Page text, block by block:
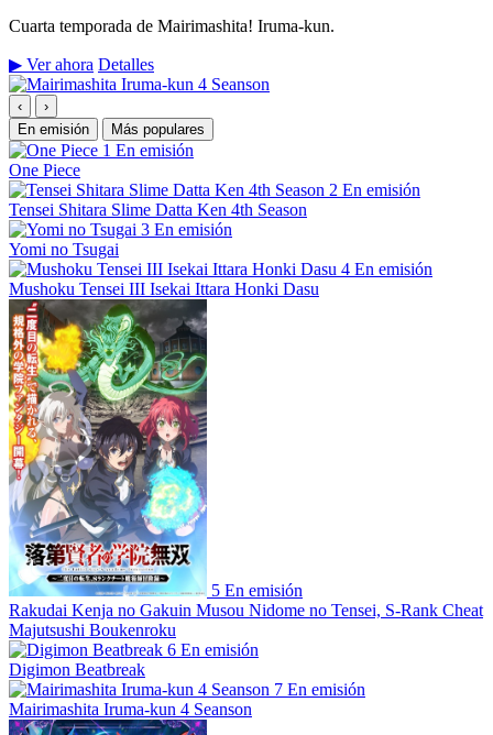
Cuarta temporada de Mairimashita! Iruma-kun.
▶ Ver ahora Detalles
‹
›
En emisión
Más populares
1 En emisión
One Piece
2 En emisión
Tensei Shitara Slime Datta Ken 4th Season
3 En emisión
Yomi no Tsugai
4 En emisión
Mushoku Tensei III Isekai Ittara Honki Dasu
5 En emisión
Rakudai Kenja no Gakuin Musou Nidome no Tensei, S-Rank Cheat
Majutsushi Boukenroku
6 En emisión
Digimon Beatbreak
7 En emisión
Mairimashita Iruma-kun 4 Seanson